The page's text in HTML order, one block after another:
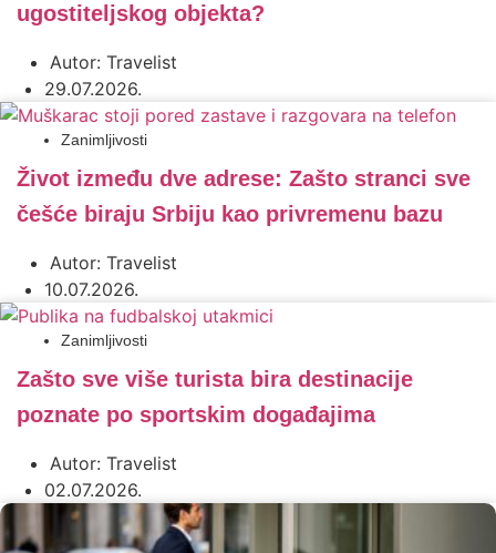
ugostiteljskog objekta?
Autor: Travelist
29.07.2026.
Zanimljivosti
Život između dve adrese: Zašto stranci sve
češće biraju Srbiju kao privremenu bazu
Autor: Travelist
10.07.2026.
Zanimljivosti
Zašto sve više turista bira destinacije
poznate po sportskim događajima
Autor: Travelist
02.07.2026.